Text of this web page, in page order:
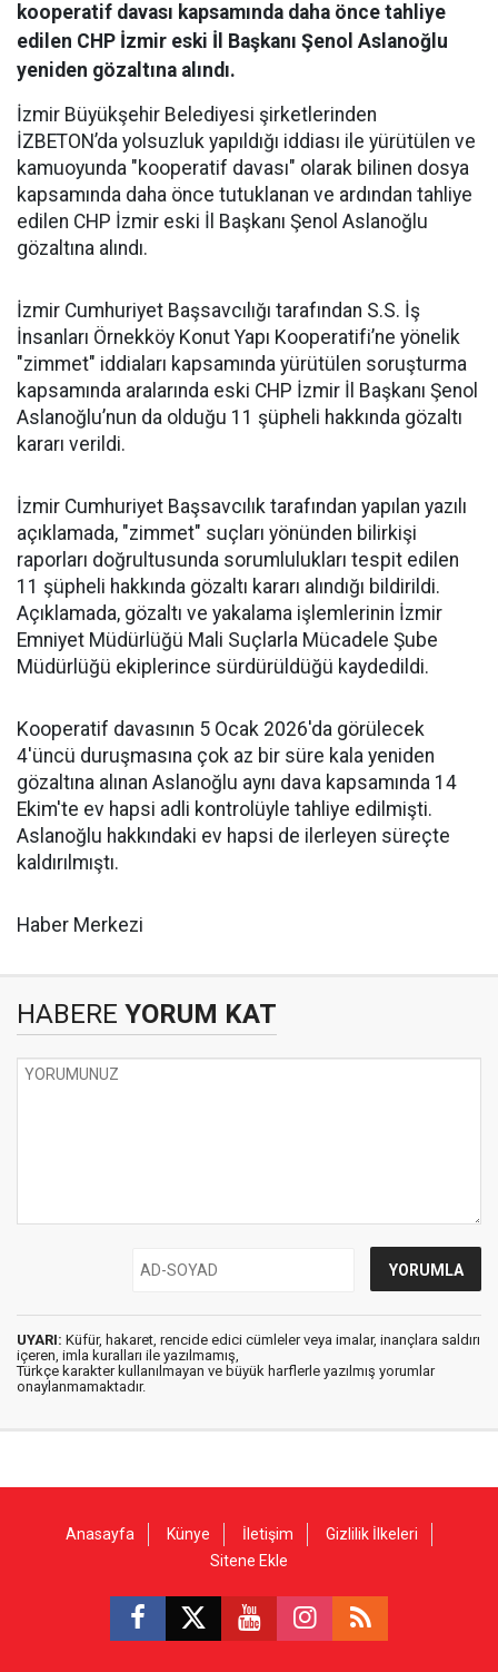
kooperatif davası kapsamında daha önce tahliye
edilen CHP İzmir eski İl Başkanı Şenol Aslanoğlu
yeniden gözaltına alındı.
İzmir Büyükşehir Belediyesi şirketlerinden
İZBETON’da yolsuzluk yapıldığı iddiası ile yürütülen ve
kamuoyunda "kooperatif davası" olarak bilinen dosya
kapsamında daha önce tutuklanan ve ardından tahliye
edilen CHP İzmir eski İl Başkanı Şenol Aslanoğlu
gözaltına alındı.
İzmir Cumhuriyet Başsavcılığı tarafından S.S. İş
İnsanları Örnekköy Konut Yapı Kooperatifi’ne yönelik
"zimmet" iddiaları kapsamında yürütülen soruşturma
kapsamında aralarında eski CHP İzmir İl Başkanı Şenol
Aslanoğlu’nun da olduğu 11 şüpheli hakkında gözaltı
kararı verildi.
İzmir Cumhuriyet Başsavcılık tarafından yapılan yazılı
açıklamada, "zimmet" suçları yönünden bilirkişi
raporları doğrultusunda sorumlulukları tespit edilen
11 şüpheli hakkında gözaltı kararı alındığı bildirildi.
Açıklamada, gözaltı ve yakalama işlemlerinin İzmir
Emniyet Müdürlüğü Mali Suçlarla Mücadele Şube
Müdürlüğü ekiplerince sürdürüldüğü kaydedildi.
Kooperatif davasının 5 Ocak 2026'da görülecek
4'üncü duruşmasına çok az bir süre kala yeniden
gözaltına alınan Aslanoğlu aynı dava kapsamında 14
Ekim'te ev hapsi adli kontrolüyle tahliye edilmişti.
Aslanoğlu hakkındaki ev hapsi de ilerleyen süreçte
kaldırılmıştı.
Haber Merkezi
HABERE YORUM KAT
UYARI: Küfür, hakaret, rencide edici cümleler veya imalar, inançlara saldırı
içeren, imla kuralları ile yazılmamış,
Türkçe karakter kullanılmayan ve büyük harflerle yazılmış yorumlar
onaylanmamaktadır.
Anasayfa Künye İletişim
Gizlilik İlkeleri
Sitene Ekle